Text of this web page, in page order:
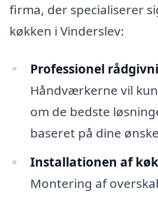
firma, der specialiserer
køkken i Vinderslev:
Professionel
Håndværkerne vil
om de bedste
baseret på dine
Installationen af
Montering af